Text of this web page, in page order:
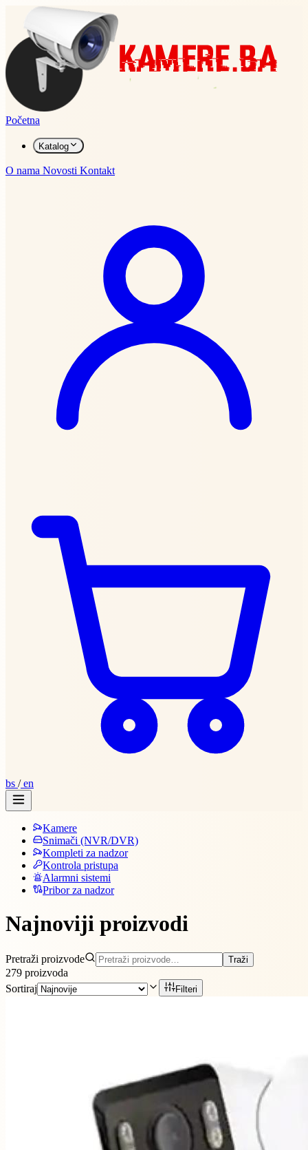
Početna
Katalog
O nama Novosti Kontakt
bs /en
Kamere
Snimači (NVR/DVR)
Kompleti za nadzor
Kontrola pristupa
Alarmni sistemi
Pribor za nadzor
Najnoviji proizvodi
Pretraži proizvode Traži
279 proizvoda
Sortiraj
Filteri